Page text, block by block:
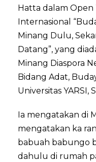
Hatta dalam
Internasional
Minang Dulu,
Datang”, yang
Minang Diaspora
Bidang Adat,
Universitas YARSI,
Ia mengatakan di
mengatakan ka
babuah babungo
dahulu di rumah